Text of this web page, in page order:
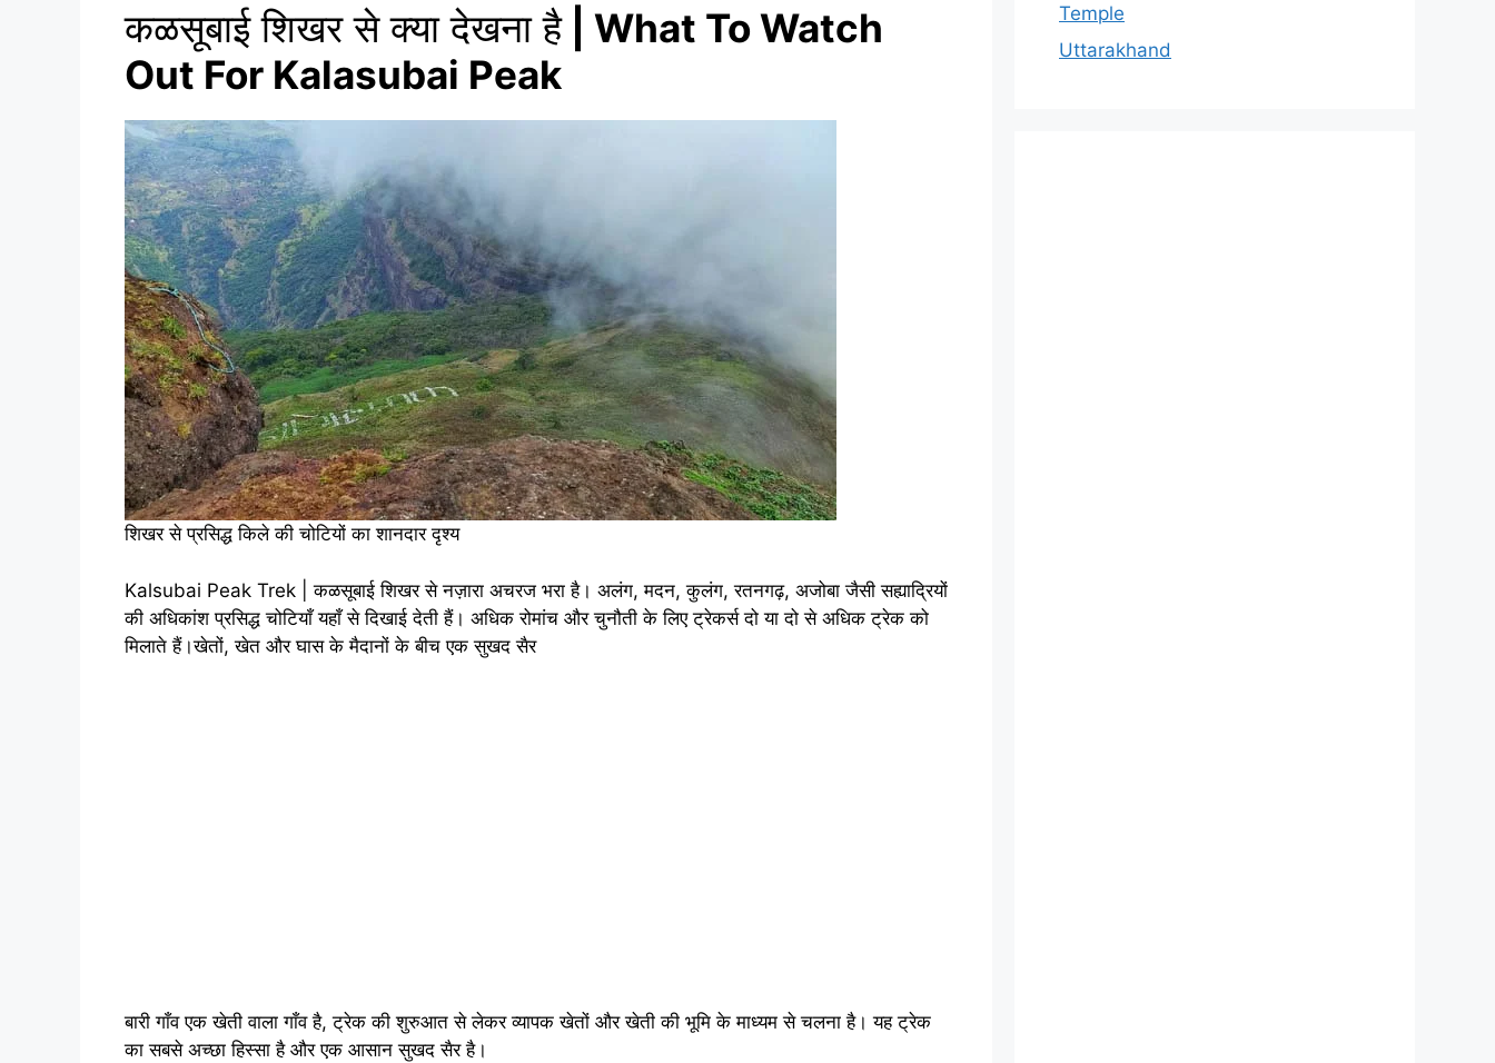
कळसूबाई शिखर से क्या देखना है| What To Watch
Out For Kalasubai Peak
शिखर से प्रसिद्ध किले की चोटियों का शानदार दृश्य
Kalsubai Peak Trek | कळसूबाई शिखर से नज़ारा अचरज भरा है। अलंग, मदन, कुलंग, रतनगढ़, अजोबा जैसी सह्याद्रियों
की अधिकांश प्रसिद्ध चोटियाँ यहाँ से दिखाई देती हैं। अधिक रोमांच और चुनौती के लिए ट्रेकर्स दो या दो से अधिक ट्रेक को
मिलाते हैं।खेतों, खेत और घास के मैदानों के बीच एक सुखद सैर
बारी गाँव एक खेती वाला गाँव है, ट्रेक की शुरुआत से लेकर व्यापक खेतों और खेती की भूमि के माध्यम से चलना है। यह ट्रेक
का सबसे अच्छा हिस्सा है और एक आसान सुखद सैर है।
Temple
Uttarakhand